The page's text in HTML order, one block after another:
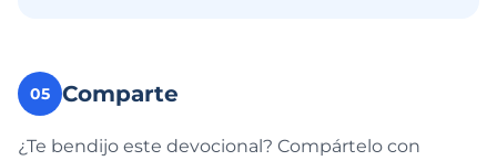
05 Comparte
¿Te bendijo este devocional? Compártelo con